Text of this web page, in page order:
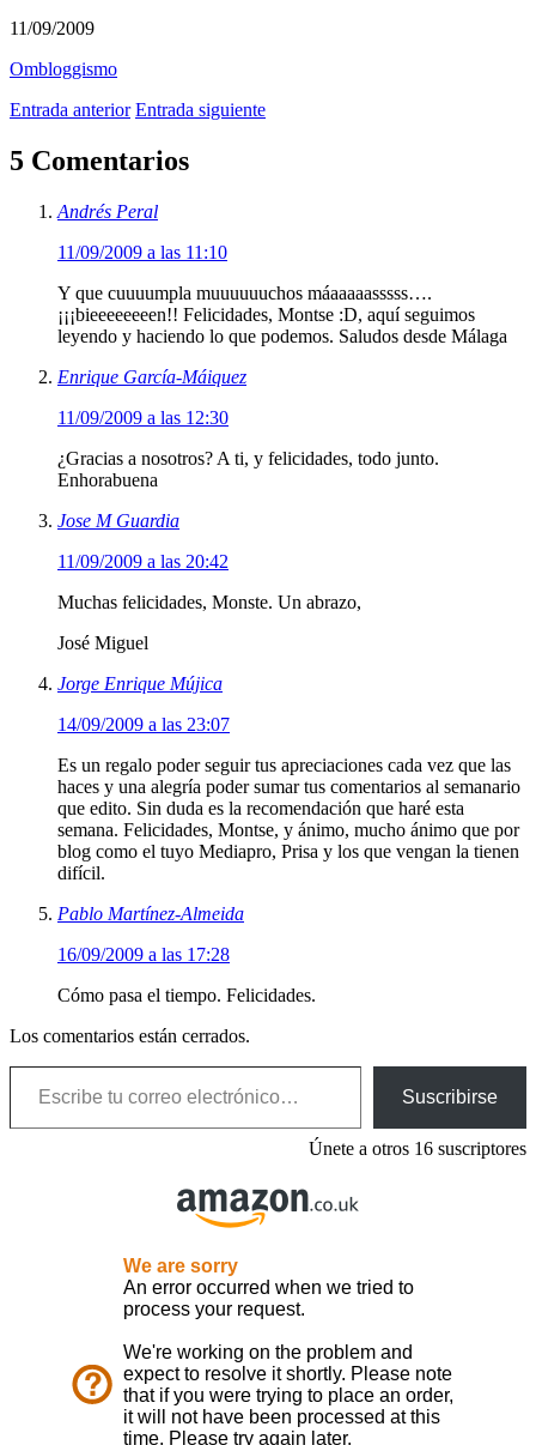
11/09/2009
Ombloggismo
Entrada anterior Entrada siguiente
5 Comentarios
Andrés Peral
11/09/2009 a las 11:10
Y que cuuuumpla muuuuuuchos máaaaaasssss….
¡¡¡bieeeeeeeen!! Felicidades, Montse :D, aquí seguimos
leyendo y haciendo lo que podemos. Saludos desde Málaga
Enrique García-Máiquez
11/09/2009 a las 12:30
¿Gracias a nosotros? A ti, y felicidades, todo junto.
Enhorabuena
Jose M Guardia
11/09/2009 a las 20:42
Muchas felicidades, Monste. Un abrazo,
José Miguel
Jorge Enrique Mújica
14/09/2009 a las 23:07
Es un regalo poder seguir tus apreciaciones cada vez que las
haces y una alegría poder sumar tus comentarios al semanario
que edito. Sin duda es la recomendación que haré esta
semana. Felicidades, Montse, y ánimo, mucho ánimo que por
blog como el tuyo Mediapro, Prisa y los que vengan la tienen
difícil.
Pablo Martínez-Almeida
16/09/2009 a las 17:28
Cómo pasa el tiempo. Felicidades.
Los comentarios están cerrados.
Escribe tu correo electrónico…
Suscribirse
Únete a otros 16 suscriptores